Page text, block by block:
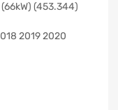
(66kW) (453.344)
2019 2020